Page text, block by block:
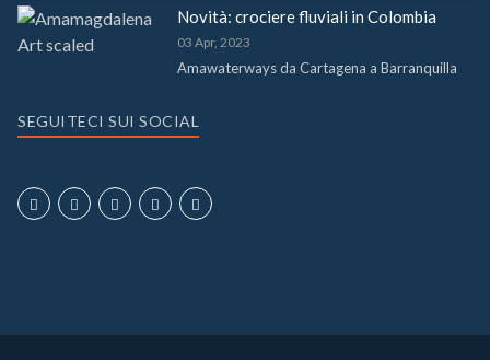
Novità: crociere fluviali in Colombia
03 Apr, 2023
Amawaterways da Cartagena a Barranquilla
SEGUITECI SUI SOCIAL